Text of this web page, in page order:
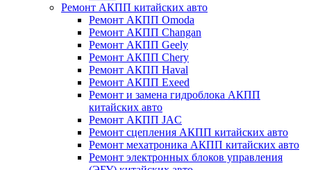
Ремонт АКПП китайских авто
Ремонт АКПП Omoda
Ремонт АКПП Changan
Ремонт АКПП Geely
Ремонт АКПП Chery
Ремонт АКПП Haval
Ремонт АКПП Exeed
Ремонт и замена гидроблока АКПП
китайских авто
Ремонт АКПП JAC
Ремонт сцепления АКПП китайских авто
Ремонт мехатроника АКПП китайских авто
Ремонт электронных блоков управления